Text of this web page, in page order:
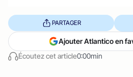
Écoutez cet article0:00min
PARTAGER
Ajouter Atlantico en